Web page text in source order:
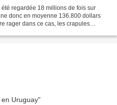
regardée 18 millions de fois sur
donc en moyenne 136.800 dollars
rager dans ce cas, les crapules